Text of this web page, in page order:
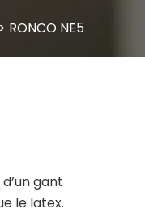
> RONCO NE5
gant
le latex.